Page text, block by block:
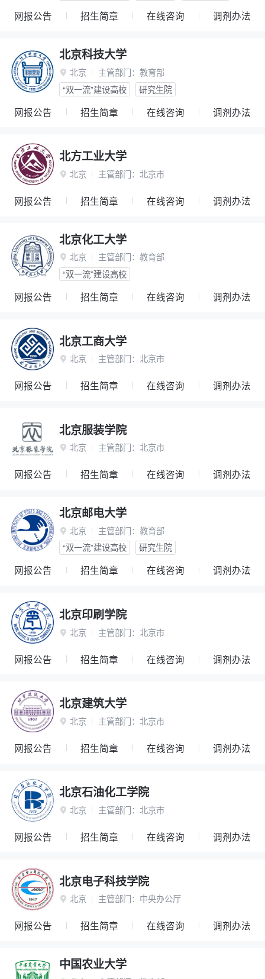
网报公告 招生简章 在线咨询 调剂办法
北京科技大学
 北京 主管部门： 教育部
“双一流”建设高校
研究生院
网报公告 招生简章 在线咨询 调剂办法
北方工业大学
 北京 主管部门： 北京市
网报公告 招生简章 在线咨询 调剂办法
北京化工大学
 北京 主管部门： 教育部
“双一流”建设高校
网报公告 招生简章 在线咨询 调剂办法
北京工商大学
 北京 主管部门： 北京市
网报公告 招生简章 在线咨询 调剂办法
北京服装学院
 北京 主管部门： 北京市
网报公告 招生简章 在线咨询 调剂办法
北京邮电大学
 北京 主管部门： 教育部
“双一流”建设高校
研究生院
网报公告 招生简章 在线咨询 调剂办法
北京印刷学院
 北京 主管部门： 北京市
网报公告 招生简章 在线咨询 调剂办法
北京建筑大学
 北京 主管部门： 北京市
网报公告 招生简章 在线咨询 调剂办法
北京石油化工学院
 北京 主管部门： 北京市
网报公告 招生简章 在线咨询 调剂办法
北京电子科技学院
 北京 主管部门： 中央办公厅
网报公告 招生简章 在线咨询 调剂办法
中国农业大学